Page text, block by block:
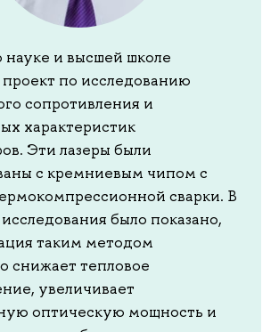
науке и высшей школе
по исследованию
сопротивления и
характеристик
Эти лазеры были
с кремниевым чипом с
сварки. В
было показано,
таким методом
снижает тепловое
увеличивает
оптическую мощность и